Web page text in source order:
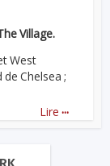
Village.
West
Chelsea ;
Lire ...